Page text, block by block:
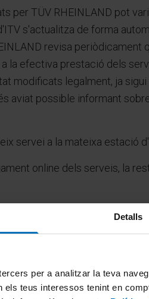
Detalls
per a analitzar la teva
els teus interessos tenint en
per TÜV RHEINLAND pot
s'actualitza de forma
revisa
la efectiva prestació dels
modificats legalment, ja
aviat possible informant
servei a la mateixa estació
online dels serveis, la
senzill i es pot realitzar a
se, facilitar les seves
i la Política de
l’obtenció de cita prèvia